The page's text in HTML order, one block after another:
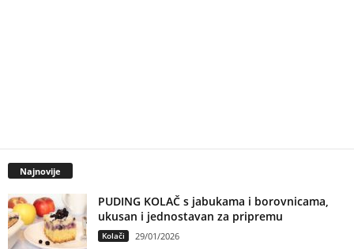
Najnovije
PUDING KOLAČ s jabukama i borovnicama,
ukusan i jednostavan za pripremu
Kolači 29/01/2026